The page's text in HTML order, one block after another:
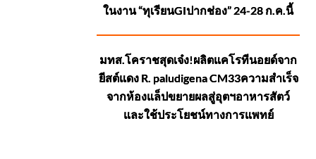
ในงาน “ทุเรียนGIปากช่อง” 24-28 ก.ค.นี้
มทส.โคราชสุดเจ๋ง!ผลิตแคโรทีนอยด์จาก
ยีสต์แดง R. paludigena CM33ความสำเร็จ
จากห้องแล็ปขยายผลสู่อุตฯอาหารสัตว์
และใช้ประโยชน์ทางการแพทย์